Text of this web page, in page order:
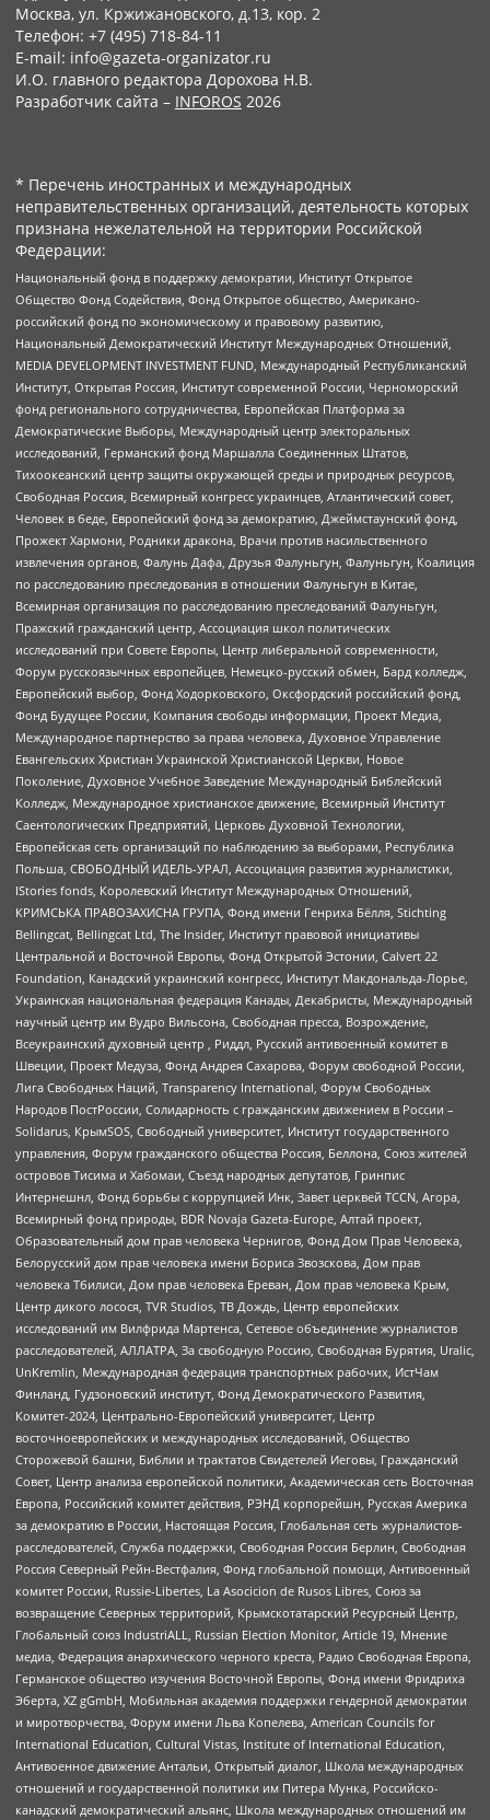
Москва, ул. Кржижановского, д.13, кор. 2
Телефон: +7 (495) 718-84-11
E-mail: info@gazeta-organizator.ru
И.О. главного редактора Дорохова Н.В.
Разработчик сайта – INFOROS 2026
* Перечень иностранных и международных
неправительственных организаций, деятельность которых
признана нежелательной на территории Российской
Федерации:
Национальный фонд в поддержку демократии, Институт Открытое
Общество Фонд Содействия, Фонд Открытое общество, Американо-
российский фонд по экономическому и правовому развитию,
Национальный Демократический Институт Международных Отношений,
MEDIA DEVELOPMENT INVESTMENT FUND, Международный Республиканский
Институт, Открытая Россия, Институт современной России, Черноморский
фонд регионального сотрудничества, Европейская Платформа за
Демократические Выборы, Международный центр электоральных
исследований, Германский фонд Маршалла Соединенных Штатов,
Тихоокеанский центр защиты окружающей среды и природных ресурсов,
Свободная Россия, Всемирный конгресс украинцев, Атлантический совет,
Человек в беде, Европейский фонд за демократию, Джеймстаунский фонд,
Прожект Хармони, Родники дракона, Врачи против насильственного
извлечения органов, Фалунь Дафа, Друзья Фалуньгун, Фалуньгун, Коалиция
по расследованию преследования в отношении Фалуньгун в Китае,
Всемирная организация по расследованию преследований Фалуньгун,
Пражский гражданский центр, Ассоциация школ политических
исследований при Совете Европы, Центр либеральной современности,
Форум русскоязычных европейцев, Немецко-русский обмен, Бард колледж,
Европейский выбор, Фонд Ходорковского, Оксфордский российский фонд,
Фонд Будущее России, Компания свободы информации, Проект Медиа,
Международное партнерство за права человека, Духовное Управление
Евангельских Христиан Украинской Христианской Церкви, Новое
Поколение, Духовное Учебное Заведение Международный Библейский
Колледж, Международное христианское движение, Всемирный Институт
Саентологических Предприятий, Церковь Духовной Технологии,
Европейская сеть организаций по наблюдению за выборами, Республика
Польша, СВОБОДНЫЙ ИДЕЛЬ-УРАЛ, Ассоциация развития журналистики,
IStories fonds, Королевский Институт Международных Отношений,
КРИМСЬКА ПРАВОЗАХИСНА ГРУПА, Фонд имени Генриха Бёлля, Stichting
Bellingcat, Bellingcat Ltd, The Insider, Институт правовой инициативы
Центральной и Восточной Европы, Фонд Открытой Эстонии, Calvert 22
Foundation, Канадский украинский конгресс, Институт Макдональда-Лорье,
Украинская национальная федерация Канады, Декабристы, Международный
научный центр им Вудро Вильсона, Свободная пресса, Возрождение,
Всеукраинский духовный центр , Риддл, Русский антивоенный комитет в
Швеции, Проект Медуза, Фонд Андрея Сахарова, Форум свободной России,
Лига Свободных Наций, Transparеncy International, Форум Свободных
Народов ПостРоссии, Солидарность с гражданским движением в России –
Solidarus, КрымSOS, Свободный университет, Институт государственного
управления, Форум гражданского общества Россия, Беллона, Союз жителей
островов Тисима и Хабомаи, Съезд народных депутатов, Гринпис
Интернешнл, Фонд борьбы с коррупцией Инк, Завет церквей TCCN, Агора,
Всемирный фонд природы, BDR Novaja Gazeta-Europe, Алтай проект,
Образовательный дом прав человека Чернигов, Фонд Дом Прав Человека,
Белорусский дом прав человека имени Бориса Звозскова, Дом прав
человека Тбилиси, Дом прав человека Ереван, Дом прав человека Крым,
Центр дикого лосося, TVR Studios, ТВ Дождь, Центр европейских
исследований им Вилфрида Мартенса, Сетевое объединение журналистов
расследователей, АЛЛАТРА, За свободную Россию, Свободная Бурятия, Uralic,
UnKremlin, Международная федерация транспортных рабочих, ИстЧам
Финланд, Гудзоновский институт, Фонд Демократического Развития,
Комитет-2024, Центрально-Европейский университет, Центр
восточноевропейских и международных исследований, Общество
Сторожевой башни, Библии и трактатов Свидетелей Иеговы, Гражданский
Совет, Центр анализа европейской политики, Академическая сеть Восточная
Европа, Российский комитет действия, РЭНД корпорейшн, Русская Америка
за демократию в России, Настоящая Россия, Глобальная сеть журналистов-
расследователей, Служба поддержки, Свободная Россия Берлин, Свободная
Россия Северный Рейн-Вестфалия, Фонд глобальной помощи, Антивоенный
комитет России, Russie-Libertes, La Asocicion de Rusos Libres, Союз за
возвращение Северных территорий, Крымскотатарский Ресурсный Центр,
Глобальный союз IndustriALL, Russian Election Monitor, Article 19, Мнение
медиа, Федерация анархического черного креста, Радио Свободная Европа,
Германское общество изучения Восточной Европы, Фонд имени Фридриха
Эберта, XZ gGmbH, Мобильная академия поддержки гендерной демократии
и миротворчества, Форум имени Льва Копелева, American Councils for
International Education, Cultural Vistas, Institute of International Education,
Антивоенное движение Антальи, Открытый диалог, Школа международных
отношений и государственной политики им Питера Мунка, Российско-
канадский демократический альянс, Школа международных отношений им